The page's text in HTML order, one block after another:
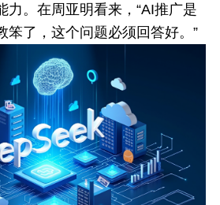
力。在周亚明看来，“AI推广是
笨了，这个问题必须回答好。”